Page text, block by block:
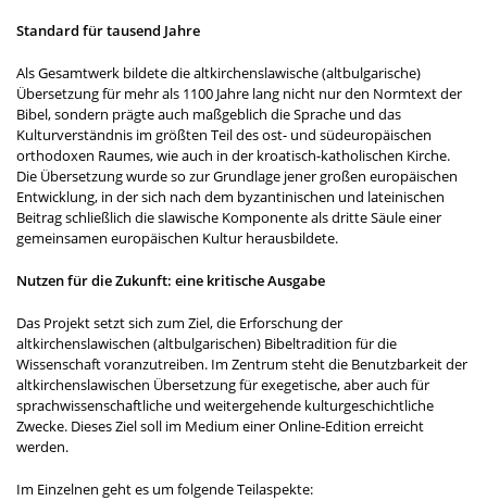
Standard für tausend Jahre
Als Gesamtwerk bildete diealtkirchenslawische (altbulgarische)
Übersetzung für mehr als 1100 Jahre lang nicht nur den Normtext der
Bibel, sondern prägte auch maßgeblich die Sprache und das
Kulturverständnis im größten Teil des ost- und südeuropäischen
orthodoxen Raumes, wie auch in der kroatisch-katholischen Kirche.
Die Übersetzung wurde so zur Grundlage jener großen europäischen
Entwicklung, in der sich nach dem byzantinischen und lateinischen
Beitrag schließlich die slawische Komponente als dritte Säule einer
gemeinsamen europäischen Kultur herausbildete.
Nutzen für die Zukunft: eine kritische Ausgabe
Das Projekt setzt sich zum Ziel, die Erforschung der
altkirchenslawischen (altbulgarischen) Bibeltradition für die
Wissenschaft voranzutreiben. Im Zentrum steht die Benutzbarkeit der
altkirchenslawischen Übersetzung für exegetische, aber auch für
sprachwissenschaftliche und weitergehende kulturgeschichtliche
Zwecke. Dieses Ziel soll im Medium einer Online-Edition erreicht
werden.
Im Einzelnen geht es um folgende Teilaspekte: